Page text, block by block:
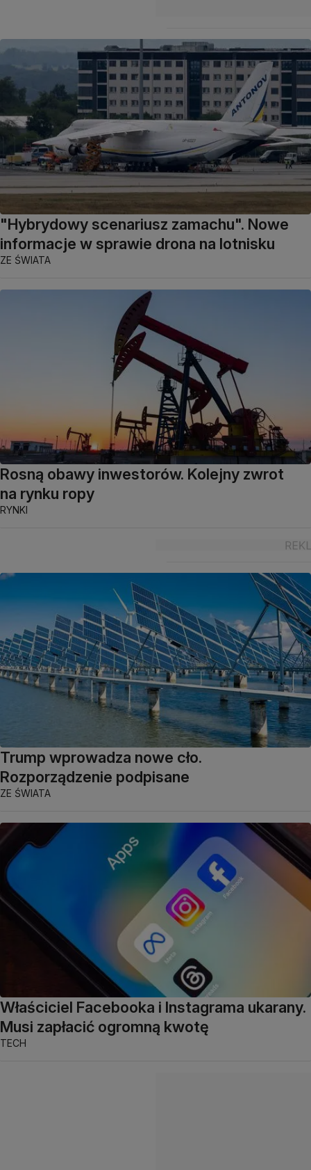
"Hybrydowy scenariusz zamachu". Nowe
informacje w sprawie drona na lotnisku
ZE ŚWIATA
Rosną obawy inwestorów. Kolejny zwrot
na rynku ropy
RYNKI
Trump wprowadza nowe cło.
Rozporządzenie podpisane
ZE ŚWIATA
Właściciel Facebooka i Instagrama ukarany.
Musi zapłacić ogromną kwotę
TECH